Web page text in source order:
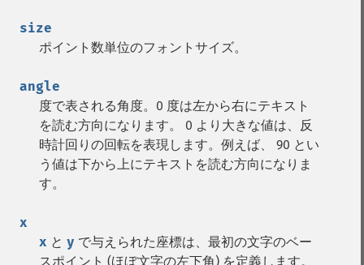
size
ポイント数単位のフォントサイズ。
angle
度で表される角度。0 度は左から右にテキスト
を読む方向になります。 0 より大きな値は、反
時計回りの回転を表現します。例えば、 90 とい
う値は下から上にテキストを読む方向になりま
す。
x
x と y で与えられた座標は、最初の文字のベー
スポイント (ほぼ文字の左下角) を定義します。